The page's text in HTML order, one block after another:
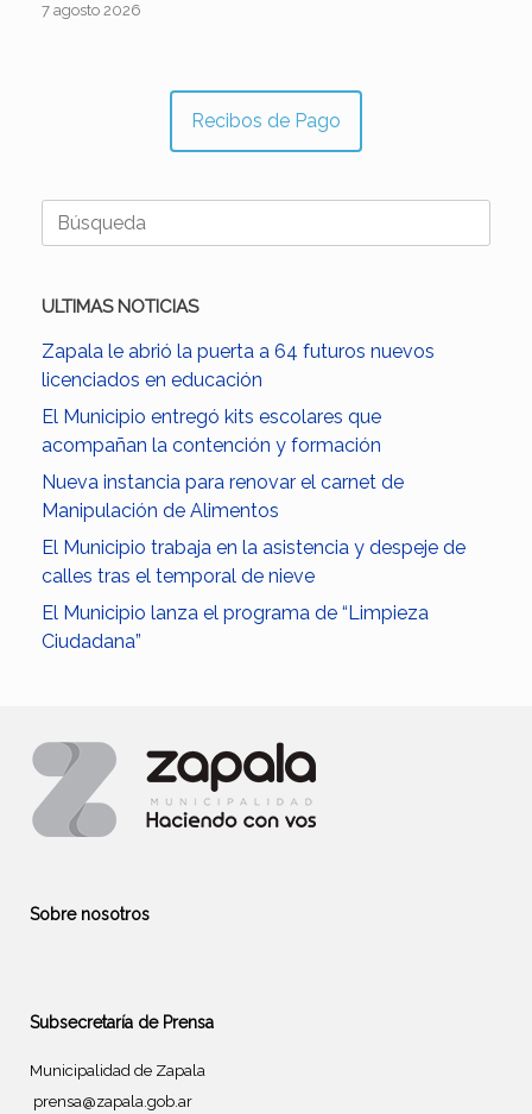
7 agosto 2026
Recibos de Pago
Buscar:
ULTIMAS NOTICIAS
Zapala le abrió la puerta a 64 futuros nuevos
licenciados en educación
El Municipio entregó kits escolares que
acompañan la contención y formación
Nueva instancia para renovar el carnet de
Manipulación de Alimentos
El Municipio trabaja en la asistencia y despeje de
calles tras el temporal de nieve
El Municipio lanza el programa de “Limpieza
Ciudadana”
Sobre nosotros
Subsecretaría de Prensa
Municipalidad de Zapala
prensa@zapala.gob.ar